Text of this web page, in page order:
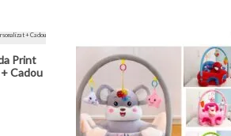
Print
Cadou